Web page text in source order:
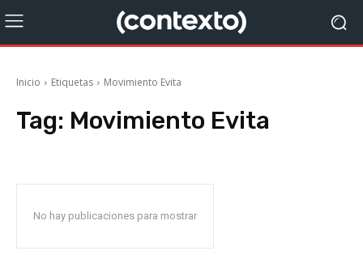
Inicio Etiquetas Movimiento Evita
Tag: Movimiento Evita
No hay publicaciones para mostrar